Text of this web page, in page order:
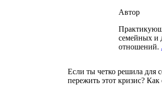
Автор
семейных и
отношений.
Если ты четко решила для
пережить этот кризис?